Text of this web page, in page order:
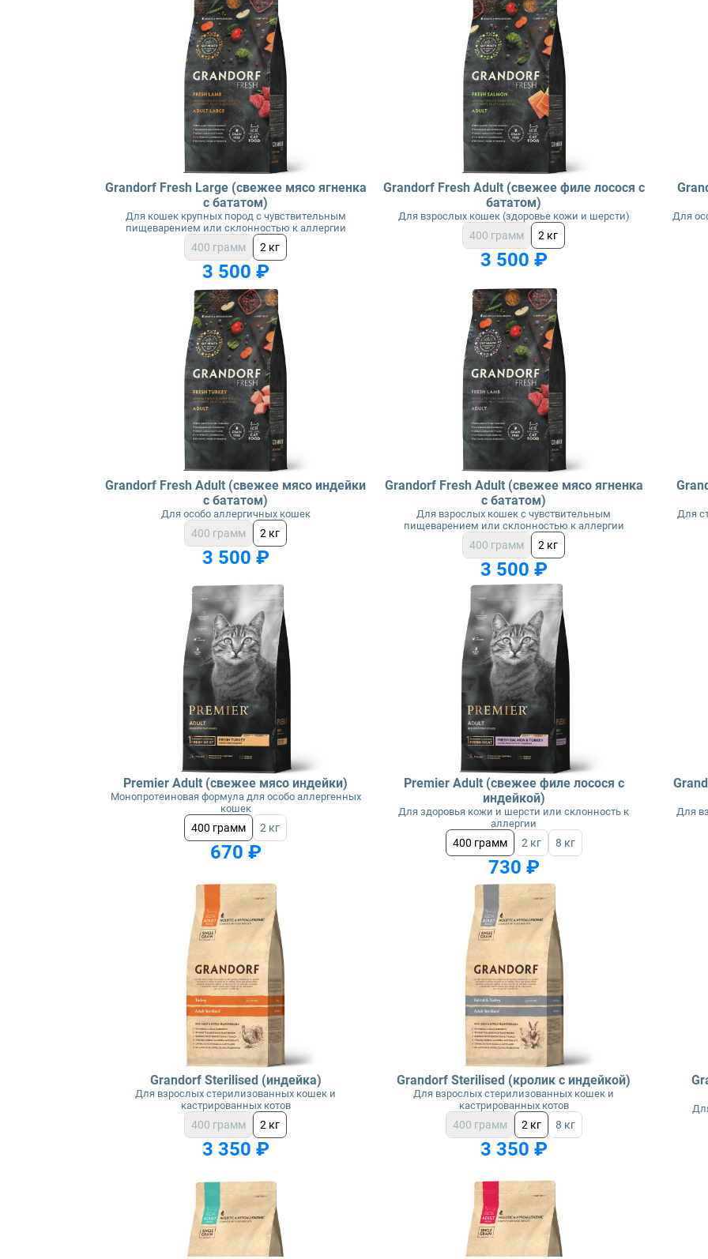
Grandorf Fresh Large (свежее мясо ягненка
с бататом)
Для кошек крупных пород с чувствительным
пищеварением или склонностью к аллергии
400 грамм 2 кг
3 500 ₽
Grandorf Fresh Adult (свежее филе лосося с
бататом)
Для взрослых кошек (здоровье кожи и шерсти)
400 грамм 2 кг
3 500 ₽
Для
Grandorf Fresh Adult (свежее мясо индейки
с бататом)
Для особо аллергичных кошек
400 грамм 2 кг
3 500 ₽
Grandorf Fresh Adult (свежее мясо ягненка
с бататом)
Для взрослых кошек с чувствительным
пищеварением или склонностью к аллергии
400 грамм 2 кг
3 500 ₽
Для
Premier Adult (свежее мясо индейки)
Монопротеиновая формула для особо аллергенных
кошек
400 грамм 2 кг
670 ₽
Premier Adult (свежее филе лосося с
индейкой)
Для здоровья кожи и шерсти или склонность к
аллергии
400 грамм 2 кг 8 кг
730 ₽
Для
Grandorf Sterilised (индейка)
Для взрослых стерилизованных кошек и
кастрированных котов
400 грамм 2 кг
3 350 ₽
Grandorf Sterilised (кролик с индейкой)
Для взрослых стерилизованных кошек и
кастрированных котов
400 грамм 2 кг 8 кг
3 350 ₽